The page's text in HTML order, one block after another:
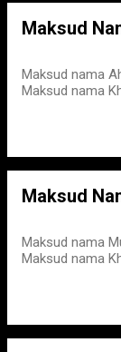
Maksud
Maksud nama
Maksud nama
Maksud
Maksud nama
Maksud nama